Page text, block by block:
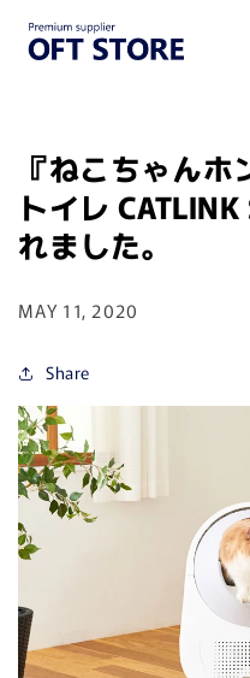
Skip to
content
『ねこちゃん
トイレ
れました。
MAY 11, 2020
Share